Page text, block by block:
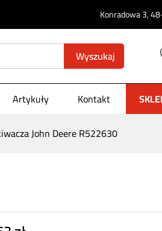
Konradowa 3,
Wyszukaj
Artykuły Kontakt
John Deere R522630